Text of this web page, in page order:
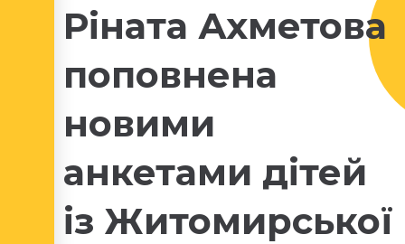
Ріната Ахметова
поповнена
новими
анкетами дітей
із Житомирської